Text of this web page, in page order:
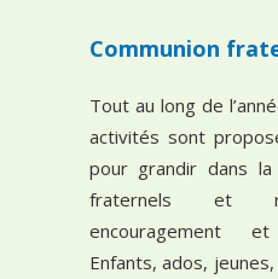
Communion
Tout au long de
activités sont
pour grandir dans
fraternels et
encouragement et
Enfants, ados,